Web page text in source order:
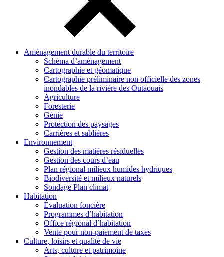
Aménagement durable du territoire
Schéma d’aménagement
Cartographie et géomatique
Cartographie préliminaire non officielle des zones
inondables de la rivière des Outaouais
Agriculture
Foresterie
Génie
Protection des paysages
Carrières et sablières
Environnement
Gestion des matières résiduelles
Gestion des cours d’eau
Plan régional milieux humides hydriques
Biodiversité et milieux naturels
Sondage Plan climat
Habitation
Évaluation foncière
Programmes d’habitation
Office régional d’habitation
Vente pour non-paiement de taxes
Culture, loisirs et qualité de vie
Arts, culture et patrimoine